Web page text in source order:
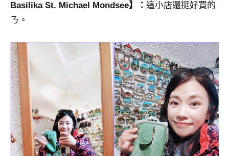
Basilika St. Michael Mondsee】
： 這小店還挺好買的
ㄋ。